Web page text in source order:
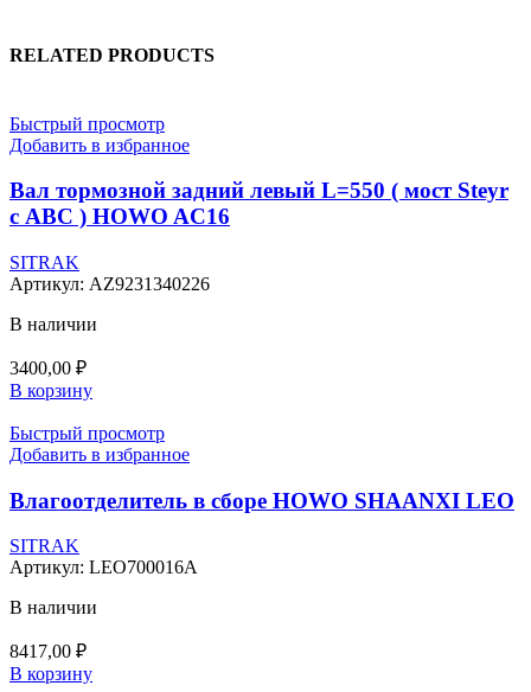
RELATED PRODUCTS
Быстрый просмотр
Добавить в избранное
Вал тормозной задний левый L=550 ( мост Steyr
с АВС ) HOWO AC16
SITRAK
Артикул: AZ9231340226
В наличии
3400,00 ₽
В корзину
Быстрый просмотр
Добавить в избранное
Влагоотделитель в сборе HOWO SHAANXI LEO
SITRAK
Артикул: LEO700016A
В наличии
8417,00 ₽
В корзину